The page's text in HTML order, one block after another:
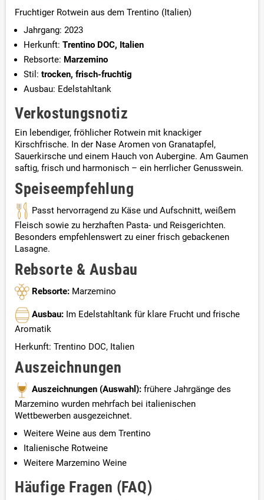
Fruchtiger Rotwein aus dem Trentino (Italien)
Jahrgang: 2023
Herkunft: Trentino DOC, Italien
Rebsorte: Marzemino
Stil: trocken, frisch-fruchtig
Ausbau: Edelstahltank
Verkostungsnotiz
Ein lebendiger, fröhlicher Rotwein mit knackiger
Kirschfrische. In der Nase Aromen von Granatapfel,
Sauerkirsche und einem Hauch von Aubergine. Am Gaumen
saftig, frisch und harmonisch – ein herrlicher Genusswein.
Speiseempfehlung
Passt hervorragend zu Käse und Aufschnitt, weißem
Fleisch sowie zu herzhaften Pasta- und Reisgerichten.
Besonders empfehlenswert zu einer frisch gebackenen
Lasagne.
Rebsorte & Ausbau
Rebsorte: Marzemino
Ausbau: Im Edelstahltank für klare Frucht und frische
Aromatik
Herkunft: Trentino DOC, Italien
Auszeichnungen
Auszeichnungen (Auswahl): frühere Jahrgänge des
Marzemino wurden mehrfach bei italienischen
Wettbewerben ausgezeichnet.
Weitere Weine aus dem Trentino
Italienische Rotweine
Weitere Marzemino Weine
Häufige Fragen (FAQ)